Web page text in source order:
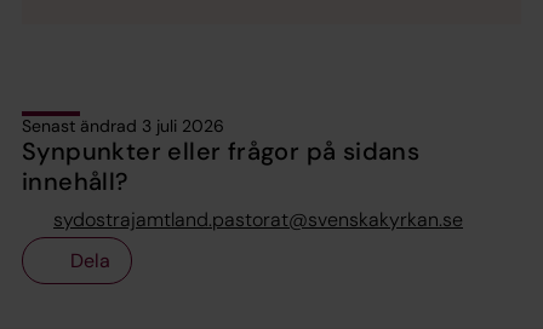
Senast ändrad 3 juli 2026
Synpunkter eller frågor på sidans
innehåll?
sydostrajamtland.pastorat@svenskakyrkan.se
Dela